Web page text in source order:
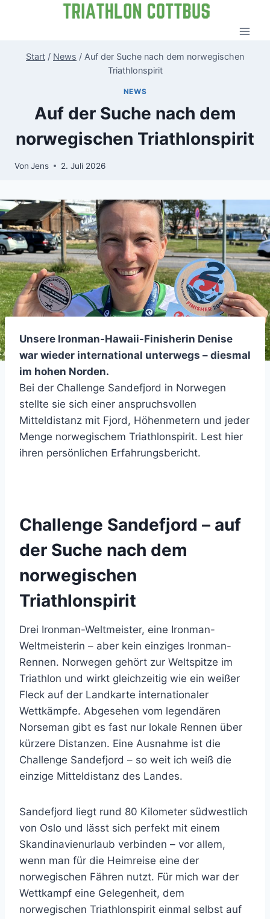
Start / News / Auf der Suche nach dem norwegischen
Triathlonspirit
NEWS
Auf der Suche nach dem
norwegischen Triathlonspirit
Von Jens 2. Juli 2026
Unsere Ironman-Hawaii-Finisherin Denise
war wieder international unterwegs – diesmal
im hohen Norden.
Bei der Challenge Sandefjord in Norwegen
stellte sie sich einer anspruchsvollen
Mitteldistanz mit Fjord, Höhenmetern und jeder
Menge norwegischem Triathlonspirit. Lest hier
ihren persönlichen Erfahrungsbericht.
Challenge Sandefjord – auf
der Suche nach dem
norwegischen
Triathlonspirit
Drei Ironman-Weltmeister, eine Ironman-
Weltmeisterin – aber kein einziges Ironman-
Rennen. Norwegen gehört zur Weltspitze im
Triathlon und wirkt gleichzeitig wie ein weißer
Fleck auf der Landkarte internationaler
Wettkämpfe. Abgesehen vom legendären
Norseman gibt es fast nur lokale Rennen über
kürzere Distanzen. Eine Ausnahme ist die
Challenge Sandefjord – so weit ich weiß die
einzige Mitteldistanz des Landes.
Sandefjord liegt rund 80 Kilometer südwestlich
von Oslo und lässt sich perfekt mit einem
Skandinavienurlaub verbinden – vor allem,
wenn man für die Heimreise eine der
norwegischen Fähren nutzt. Für mich war der
Wettkampf eine Gelegenheit, dem
norwegischen Triathlonspirit einmal selbst auf